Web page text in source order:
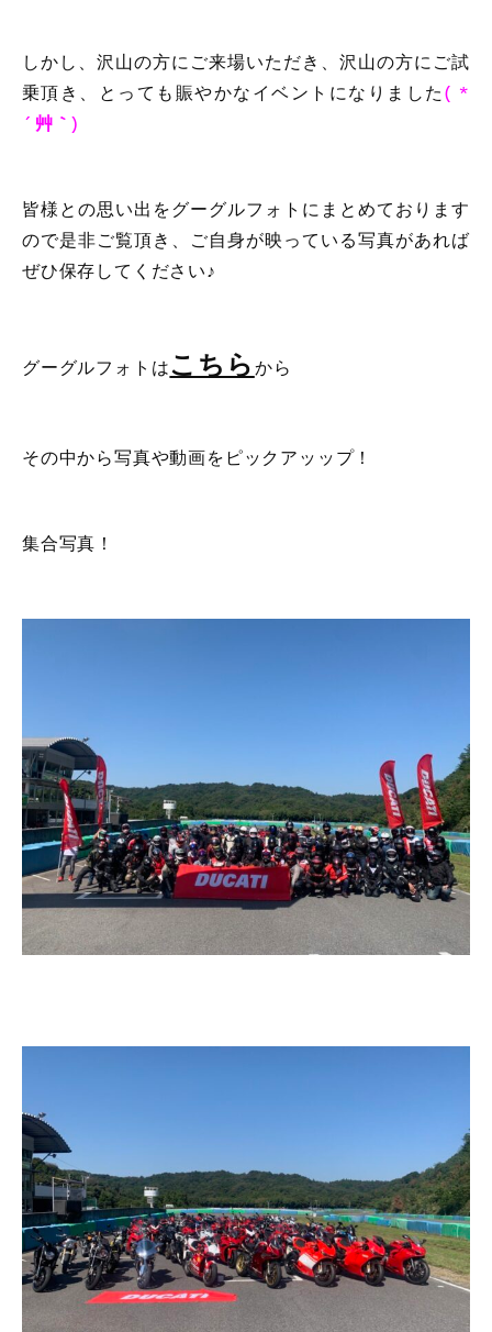
しかし、沢山の方にご来場いただき、沢山の方にご試
乗頂き、とっても賑やかなイベントになりました( *
´艸｀)
皆様との思い出をグーグルフォトにまとめております
ので是非ご覧頂き、ご自身が映っている写真があれば
ぜひ保存してください♪
グーグルフォトはこちらから
その中から写真や動画をピックアッップ！
集合写真！